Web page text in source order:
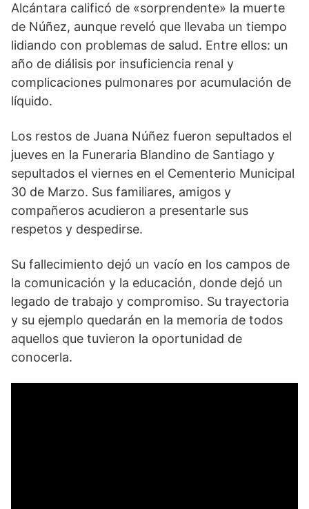
Alcántara calificó de «sorprendente» la muerte
de Núñez, aunque reveló que llevaba un tiempo
lidiando con problemas de salud. Entre ellos: un
año de diálisis por insuficiencia renal y
complicaciones pulmonares por acumulación de
líquido.
Los restos de Juana Núñez fueron sepultados el
jueves en la Funeraria Blandino de Santiago y
sepultados el viernes en el Cementerio Municipal
30 de Marzo. Sus familiares, amigos y
compañeros acudieron a presentarle sus
respetos y despedirse.
Su fallecimiento dejó un vacío en los campos de
la comunicación y la educación, donde dejó un
legado de trabajo y compromiso. Su trayectoria
y su ejemplo quedarán en la memoria de todos
aquellos que tuvieron la oportunidad de
conocerla.